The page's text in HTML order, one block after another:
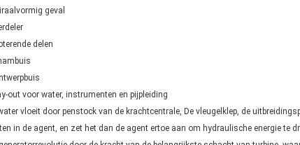
geval
delen
out voor water, instrumenten en pijpleiding
vloeit door penstock van de krachtcentrale, De vleugelklep, de
in de agent, en zet het dan de agent ertoe aan om hydraulische energie te